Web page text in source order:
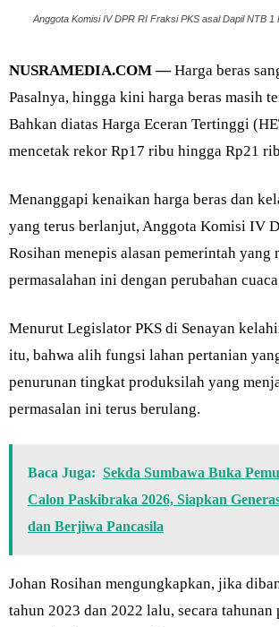
Anggota Komisi IV DPR RI Fraksi PKS asal Dapil NTB 1
NUSRAMEDIA.COM —Harga beras
Pasalnya, hingga kini harga beras masih
Bahkan diatas Harga Eceran Tertinggi
mencetak rekor Rp17 ribu hingga Rp21
Menanggapi kenaikan harga beras dan
yang terus berlanjut, Anggota Komisi IV
Rosihan menepis alasan pemerintah yang
permasalahan ini dengan perubahan
Menurut Legislator PKS di Senayan
itu, bahwa alih fungsi lahan pertanian
penurunan tingkat produksilah yang
permasalan ini terus berulang.
Baca Juga: Sekda Sumbawa Buka
Calon Paskibraka 2026, Siapkan
dan Berjiwa Pancasila
Johan Rosihan mengungkapkan, jika
tahun 2023 dan 2022 lalu, secara tahunan